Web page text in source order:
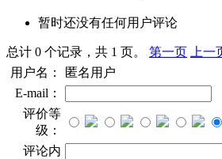
暂时还没有任何用户评论
总计 0 个记录，共 1 页。 第一页 上一
用户名：
匿名用户
E-mail：
评价等
级：
评论内